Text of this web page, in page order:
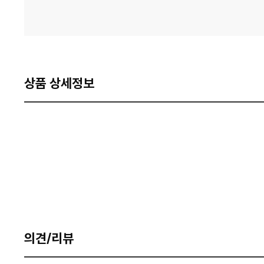
상품 상세정보
의견/리뷰